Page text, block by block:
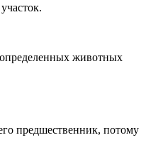
определенных животных
предшественник, потому